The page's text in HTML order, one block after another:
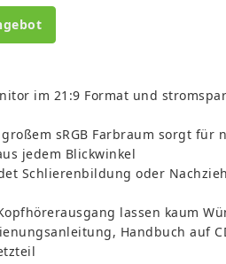
im 21:9 Format und
sRGB Farbraum sorgt für
jedem Blickwinkel
Schlierenbildung oder
lassen kaum
Handbuch auf